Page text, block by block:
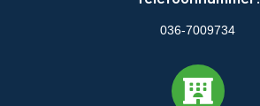
036-7009734